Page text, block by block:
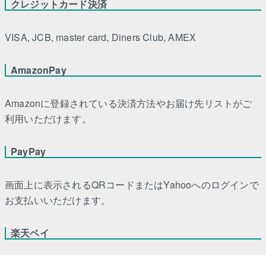
クレジットカード決済
VISA, JCB, master card, Diners Club, AMEX
AmazonPay
Amazonに登録されている決済方法やお届け先リストがご
利用いただけます。
PayPay
画面上に表示されるQRコードまたはYahooへのログインで
お支払いいただけます。
楽天ペイ